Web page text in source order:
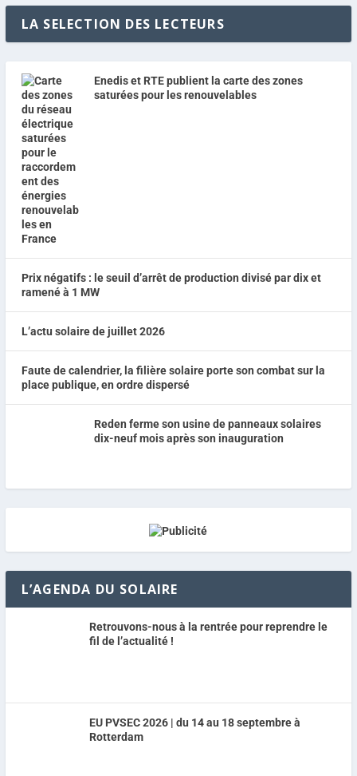
LA SELECTION DES LECTEURS
Enedis et RTE publient la carte des zones
saturées pour les renouvelables
Prix négatifs : le seuil d’arrêt de production divisé par dix et
ramené à 1 MW
L’actu solaire de juillet 2026
Faute de calendrier, la filière solaire porte son combat sur la
place publique, en ordre dispersé
Reden ferme son usine de panneaux solaires
dix-neuf mois après son inauguration
L’AGENDA DU SOLAIRE
Retrouvons-nous à la rentrée pour reprendre le
fil de l’actualité !
EU PVSEC 2026 | du 14 au 18 septembre à
Rotterdam